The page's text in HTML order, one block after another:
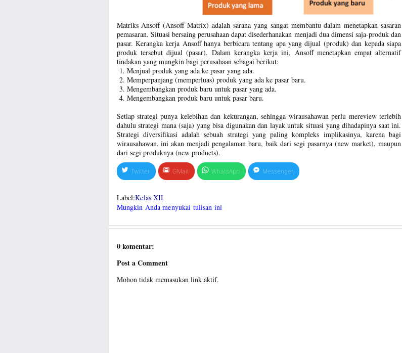
Matriks Ansoff (Ansoff Matrix) adalah sarana yang sangat membantu dalam menetapkan sasaran
pemasaran. Situasi bersaing perusahaan dapat disederhanakan menjadi dua dimensi saja-produk dan
pasar. Kerangka kerja Ansoff hanya berbicara tentang apa yang dijual (produk) dan kepada siapa
produk tersebut dijual (pasar). Dalam kerangka kerja ini, Ansoff menetapkan empat alternatif
tindakan yang mungkin bagi perusahaan sebagai berikut:
Menjual produk yang ada ke pasar yang ada.
Memperpanjang (memperluas) produk yang ada ke pasar baru.
Mengembangkan produk baru untuk pasar yang ada.
Mengembangkan produk baru untuk pasar baru.
Setiap strategi punya kelebihan dan kekurangan, sehingga wirausahawan perlu mereview terlebih
dahulu strategi mana (saja) yang bisa digunakan dan layak untuk situasi yang dihadapinya saat ini.
Strategi diversifikasi adalah sebuah strategi yang paling kompleks implikasinya, karena bagi
wirausahawan, ini akan menjadi pengalaman baru, baik dari segi pasarnya (new market), maupun
dari segi produknya (new products).
Twitter GMail WhatsApp Messenger
Label:Kelas XII
Mungkin Anda menyukai tulisan ini
0 komentar:
Post a Comment
Mohon tidak memasukan link aktif.